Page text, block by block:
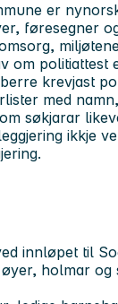
er
føresegner
om
krevjast
med
søkjarar
ikkje
innløpet til
holmar